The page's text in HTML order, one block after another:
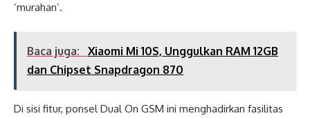
‘murahan’.
Baca juga:
Xiaomi Mi 10S, Unggulkan RAM 12GB
dan Chipset Snapdragon 870
Di sisi fitur, ponsel Dual On GSM ini menghadirkan fasilitas